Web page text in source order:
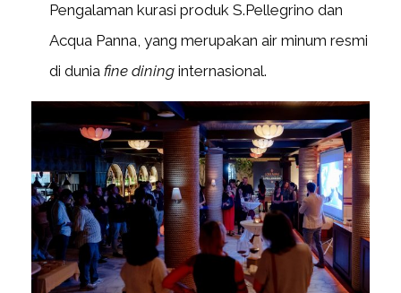
Pengalaman kurasi produk S.Pellegrino dan
Acqua Panna, yang merupakan air minum resmi
di dunia fine dining internasional.